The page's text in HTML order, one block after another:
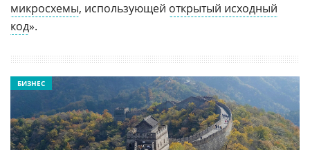
микросхемы, использующей открытый исходный
код».
БИЗНЕС